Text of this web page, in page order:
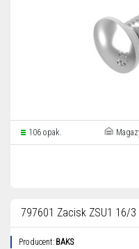
106 opak.
797601 Zacisk ZSU1 16/3
Producent: BAKS